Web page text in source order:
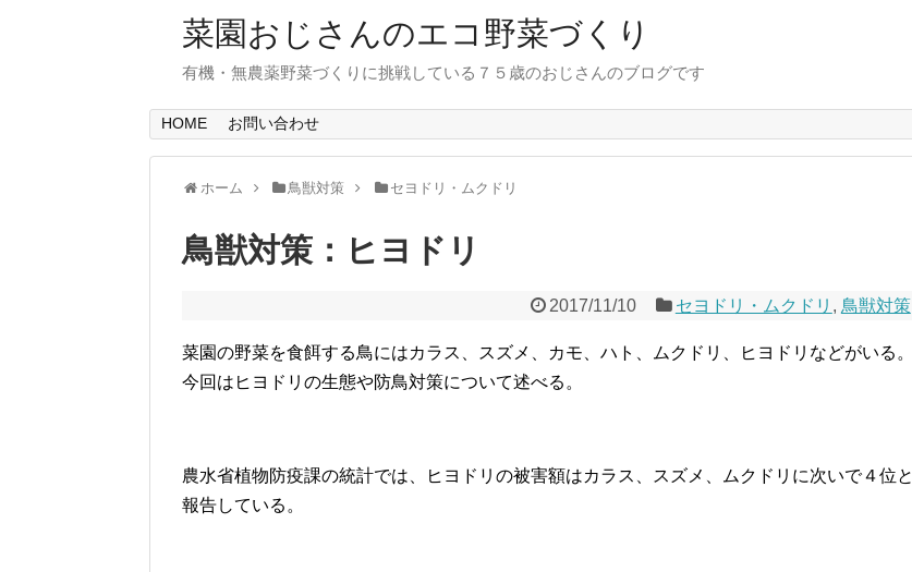
菜園おじさんのエコ野菜づくり
有機・無農薬野菜づくりに挑戦している７５歳のおじさんのブログです
HOME お問い合わせ
ホーム 鳥獣対策 セヨドリ・ムクドリ
鳥獣対策：ヒヨドリ
2017/11/10 セヨドリ・ムクドリ , 鳥獣対策
菜園の野菜を食餌する鳥にはカラス、スズメ、カモ、ハト、ムクドリ、ヒヨドリなどがいる。
今回はヒヨドリの生態や防鳥対策について述べる。
農水省植物防疫課の統計では、ヒヨドリの被害額はカラス、スズメ、ムクドリに次いで４位と
報告している。